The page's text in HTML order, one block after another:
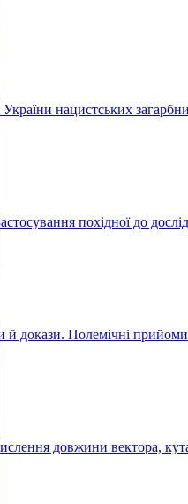
нацистських
похідної до
й докази. Полемічні прийоми
довжини вектора,